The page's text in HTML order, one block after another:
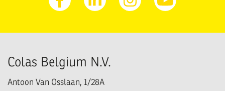
FacebookLinkedinInstagramYoutube
Colas Belgium N.V.
Antoon Van Osslaan, 1/28A